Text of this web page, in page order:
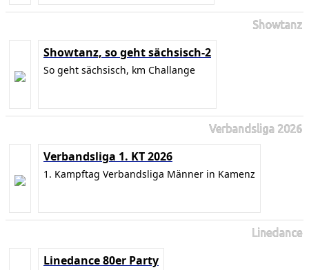
Showtanz
Showtanz, so geht sächsisch-2
So geht sächsisch, km Challange
Verbandsliga 2026
Verbandsliga 1. KT 2026
1. Kampftag Verbandsliga Männer in Kamenz
Linedance
Linedance 80er Party